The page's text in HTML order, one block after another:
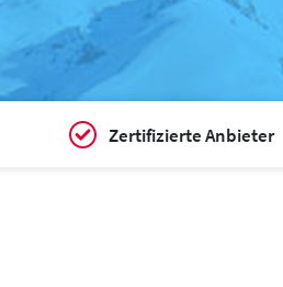
Zertifizierte Anbieter